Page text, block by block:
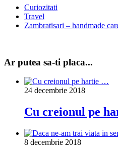
Curiozitati
Travel
Zambratisari – handmade
Ar putea sa-ti placa...
24 decembrie 2018
Cu creionul pe
8 decembrie 2018